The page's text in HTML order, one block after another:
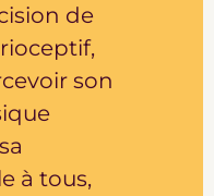
de
son
à tous,